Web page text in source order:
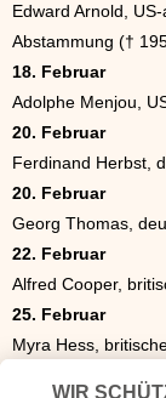
Edward Arnold,
Abstammung (†
18. Februar
Adolphe Menjou,
20. Februar
Ferdinand Herbst,
20. Februar
Georg Thomas,
22. Februar
Alfred Cooper,
25. Februar
Myra Hess,